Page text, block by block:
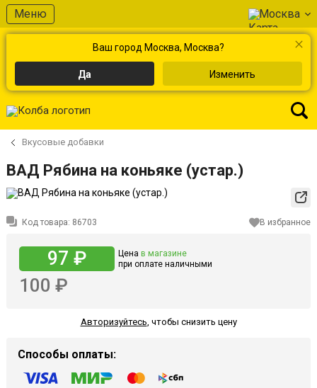
Меню Москва
Ваш город Москва, Москва?
Да Изменить
Вкусовые добавки
ВАД Рябина на коньяке (устар.)
Код товара: 86703 В избранное
97 ₽ Цена в магазине
при оплате наличными
100 ₽
Авторизуйтесь, чтобы снизить цену
Способы оплаты: